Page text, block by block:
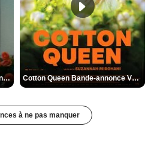
Des Fleurs pour Tokyo Bande-annonce VO STFR Cotton Queen Bande-annonce VO STFR
à ne pas manquer